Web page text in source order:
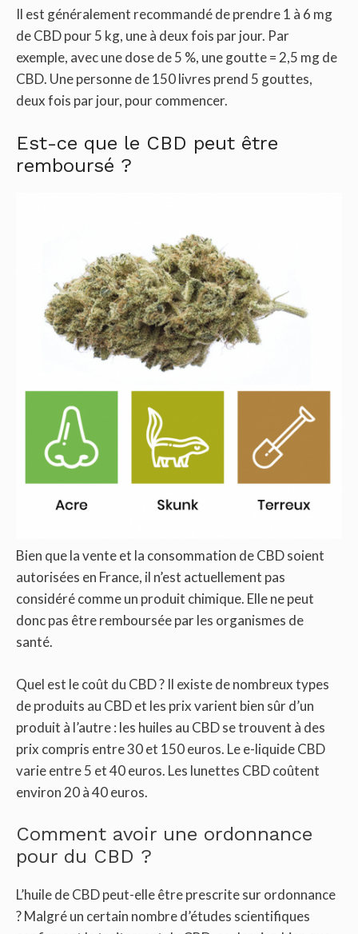
Il est généralement recommandé de prendre 1 à 6 mg
de CBD pour 5 kg, une à deux fois par jour. Par
exemple, avec une dose de 5 %, une goutte = 2,5 mg de
CBD. Une personne de 150 livres prend 5 gouttes,
deux fois par jour, pour commencer.
Est-ce que le CBD peut être
remboursé ?
Bien que la vente et la consommation de CBD soient
autorisées en France, il n’est actuellement pas
considéré comme un produit chimique. Elle ne peut
donc pas être remboursée par les organismes de
santé.
Quel est le coût du CBD ? Il existe de nombreux types
de produits au CBD et les prix varient bien sûr d’un
produit à l’autre : les huiles au CBD se trouvent à des
prix compris entre 30 et 150 euros. Le e-liquide CBD
varie entre 5 et 40 euros. Les lunettes CBD coûtent
environ 20 à 40 euros.
Comment avoir une ordonnance
pour du CBD ?
L’huile de CBD peut-elle être prescrite sur ordonnance
? Malgré un certain nombre d’études scientifiques